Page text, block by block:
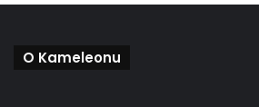
O Kameleonu